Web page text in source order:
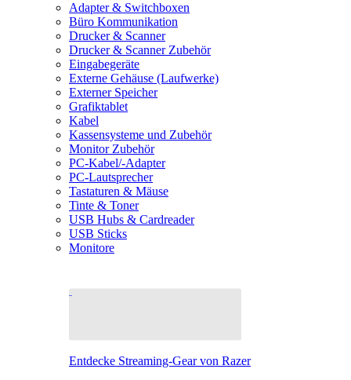
Adapter & Switchboxen
Büro Kommunikation
Drucker & Scanner
Drucker & Scanner Zubehör
Eingabegeräte
Externe Gehäuse (Laufwerke)
Externer Speicher
Grafiktablet
Kabel
Kassensysteme und Zubehör
Monitor Zubehör
PC-Kabel/-Adapter
PC-Lautsprecher
Tastaturen & Mäuse
Tinte & Toner
USB Hubs & Cardreader
USB Sticks
Monitore
Entdecke Streaming-Gear von Razer